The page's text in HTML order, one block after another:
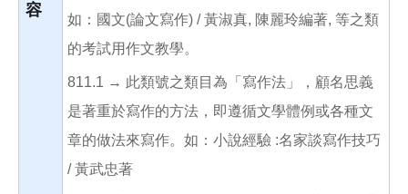
容
如：國文(論文寫作) / 黃淑真, 陳麗玲編著, 等之類
的考試用作文教學。
811.1 → 此類號之類目為「寫作法」，顧名思義
是著重於寫作的方法，即遵循文學體例或各種文
章的做法來寫作。如：小說經驗 :名家談寫作技巧
/ 黃武忠著